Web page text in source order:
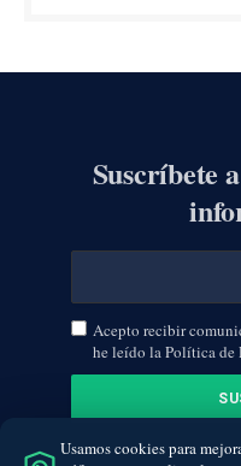
Suscríbete
Acepto recibir
he leído la Política de
Usamos cookies para